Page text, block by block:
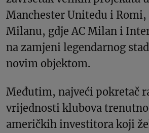
Manchester Unitedu i Romi,
Milanu, gdje AC Milan i
na zamjeni legendarnog
novim objektom.
Međutim, najveći pokretač
vrijednosti klubova
američkih investitora koji